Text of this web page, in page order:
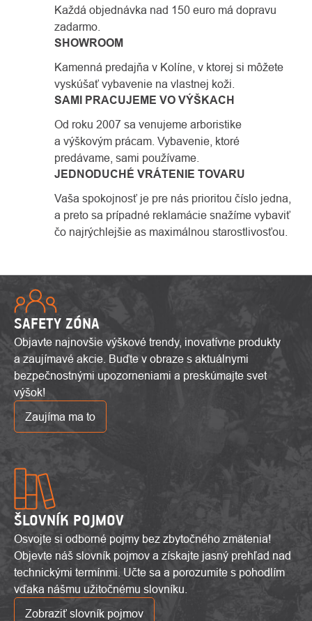
Každá objednávka nad 150 euro má dopravu
zadarmo.
SHOWROOM
Kamenná predajňa v Kolíne, v ktorej si môžete
vyskúšať vybavenie na vlastnej koži.
SAMI PRACUJEME VO VÝŠKACH
Od roku 2007 sa venujeme arboristike
a výškovým prácam. Vybavenie, ktoré
predávame, sami používame.
JEDNODUCHÉ VRÁTENIE TOVARU
Vaša spokojnosť je pre nás prioritou číslo jedna,
a preto sa prípadné reklamácie snažíme vybaviť
čo najrýchlejšie as maximálnou starostlivosťou.
SAFETY ZÓNA
Objavte najnovšie výškové trendy, inovatívne produkty
a zaujímavé akcie. Buďte v obraze s aktuálnymi
bezpečnostnými upozorneniami a preskúmajte svet
výšok!
Zaujíma ma to
ŠLOVNÍK POJMOV
Osvojte si odborné pojmy bez zbytočného zmätenia!
Objevte náš slovník pojmov a získajte jasný prehľad nad
technickými termínmi. Učte sa a porozumite s pohodlím
vďaka nášmu užitočnému slovníku.
Zobraziť slovník pojmov